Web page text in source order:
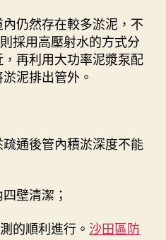
仍然存在較多淤泥，不
採用高壓射水的方式分
再利用大功率泥漿泵配
泥排出管外。
通後管內積淤深度不能
壁清潔；
的順利進行。 沙田區防